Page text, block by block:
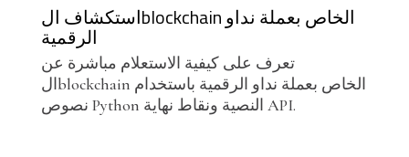
استكشاف الblockchain الخاص بعملة نداو
الرقمية
تعرف على كيفية الاستعلام مباشرة عن
الblockchain الخاص بعملة نداو الرقمية باستخدام
نصوص Python النصية ونقاط نهاية API.